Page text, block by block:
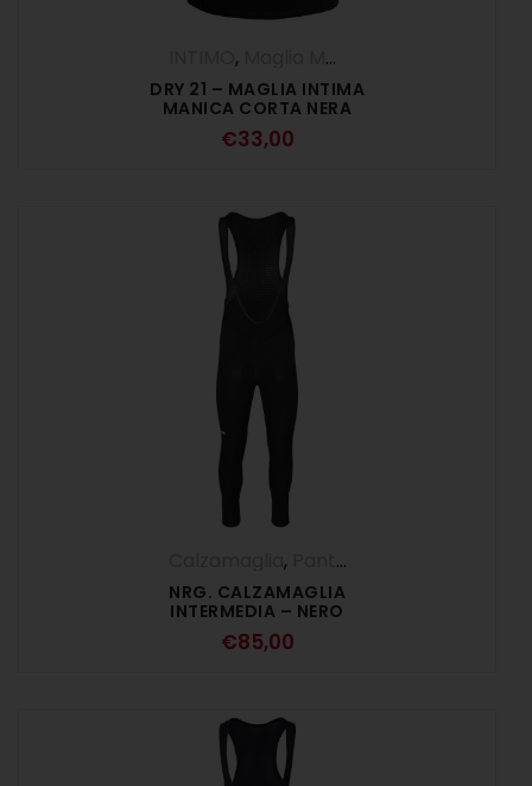
,
DRY 21 – MAGLIA INTIMA
MANICA CORTA NERA
€33,00
,
NRG. CALZAMAGLIA
INTERMEDIA – NERO
€85,00